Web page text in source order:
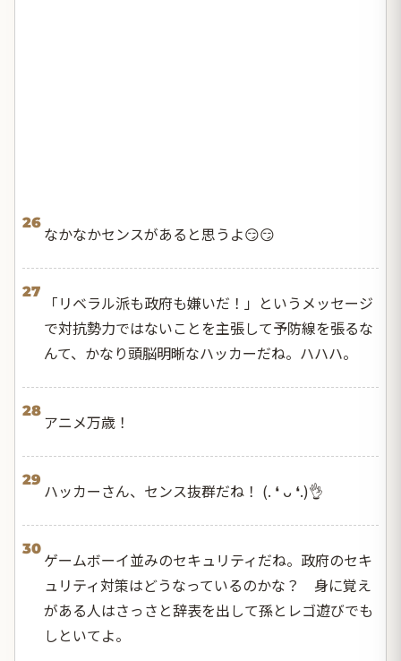
26
なかなかセンスがあると思うよ😏😏
27
「リベラル派も政府も嫌いだ！」というメッセージ
で対抗勢力ではないことを主張して予防線を張るな
んて、かなり頭脳明晰なハッカーだね。ハハハ。
28
アニメ万歳！
29
ハッカーさん、センス抜群だね！ (. ❛ ᴗ ❛.)👌
30
ゲームボーイ並みのセキュリティだね。政府のセキ
ュリティ対策はどうなっているのかな？ 身に覚え
がある人はさっさと辞表を出して孫とレゴ遊びでも
しといてよ。